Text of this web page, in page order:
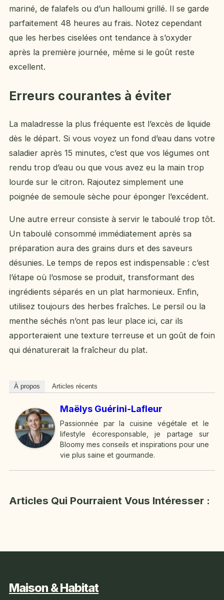
mariné, de falafels ou d’un halloumi grillé. Il se garde
parfaitement 48 heures au frais. Notez cependant
que les herbes ciselées ont tendance à s’oxyder
après la première journée, même si le goût reste
excellent.
Erreurs courantes à éviter
La maladresse la plus fréquente est l’excès de liquide
dès le départ. Si vous voyez un fond d’eau dans votre
saladier après 15 minutes, c’est que vos légumes ont
rendu trop d’eau ou que vous avez eu la main trop
lourde sur le citron. Rajoutez simplement une
poignée de semoule sèche pour éponger l’excédent.
Une autre erreur consiste à servir le taboulé trop tôt.
Un taboulé consommé immédiatement après sa
préparation aura des grains durs et des saveurs
désunies. Le temps de repos est indispensable : c’est
l’étape où l’osmose se produit, transformant des
ingrédients séparés en un plat harmonieux. Enfin,
utilisez toujours des herbes fraîches. Le persil ou la
menthe séchés n’ont pas leur place ici, car ils
apporteraient une texture terreuse et un goût de foin
qui dénaturerait la fraîcheur du plat.
À propos Articles récents
Maëlys Guérini-Lafleur
Passionnée par la cuisine végétale et le
lifestyle écoresponsable, je partage sur
Bloomy mes conseils et inspirations pour une
vie plus saine et gourmande.
Articles Qui Pourraient Vous Intéresser :
Maison & Habitat